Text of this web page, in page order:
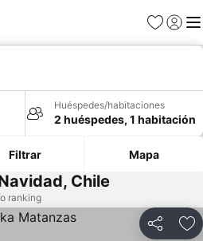
Favoritos
Iniciar
Huéspedes/habitaciones
2 huéspedes, 1 habitación
Filtrar Mapa
Chile
ranking
Compartir